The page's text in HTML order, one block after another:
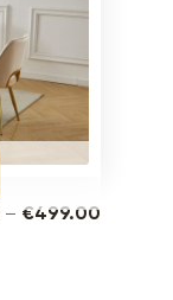
– €499.00